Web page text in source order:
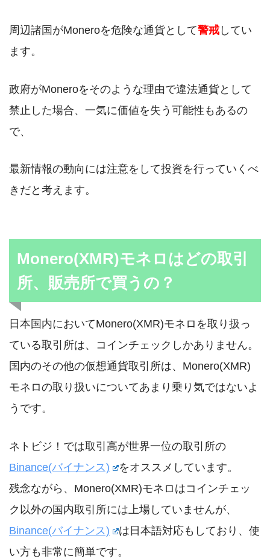
周辺諸国がMoneroを危険な通貨として警戒してい
ます。
政府がMoneroをそのような理由で違法通貨として
禁止した場合、一気に価値を失う可能性もあるの
で、
最新情報の動向には注意をして投資を行っていくべ
きだと考えます。
Monero(XMR)モネロはどの取引
所、販売所で買うの？
日本国内においてMonero(XMR)モネロを取り扱っ
ている取引所は、コインチェックしかありません。
国内のその他の仮想通貨取引所は、Monero(XMR)
モネロの取り扱いについてあまり乗り気ではないよ
うです。
ネトビジ！では取引高が世界一位の取引所の
Binance(バイナンス)
をオススメしています。
残念ながら、Monero(XMR)モネロはコインチェッ
ク以外の国内取引所には上場していませんが、
Binance(バイナンス)
は日本語対応もしており、使
い方も非常に簡単です。